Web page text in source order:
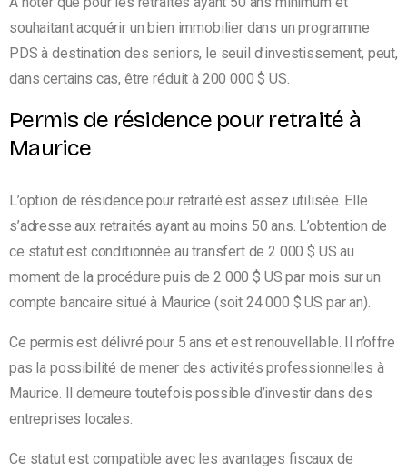
souhaitant acquérir un bien immobilier dans un programme
PDS à destination des seniors, le seuil d’investissement, peut,
dans certains cas, être réduit à 200 000 $ US.
Permis de résidence pour retraité à
Maurice
L’option de résidence pour retraité est assez utilisée. Elle
s’adresse aux retraités ayant au moins 50 ans. L’obtention de
ce statut est conditionnée au transfert de 2 000 $ US au
moment de la procédure puis de 2 000 $ US par mois sur un
compte bancaire situé à Maurice (soit 24 000 $ US par an).
Ce permis est délivré pour 5 ans et est renouvellable. Il n’offre
pas la possibilité de mener des activités professionnelles à
Maurice. Il demeure toutefois possible d’investir dans des
entreprises locales.
Ce statut est compatible avec les avantages fiscaux de